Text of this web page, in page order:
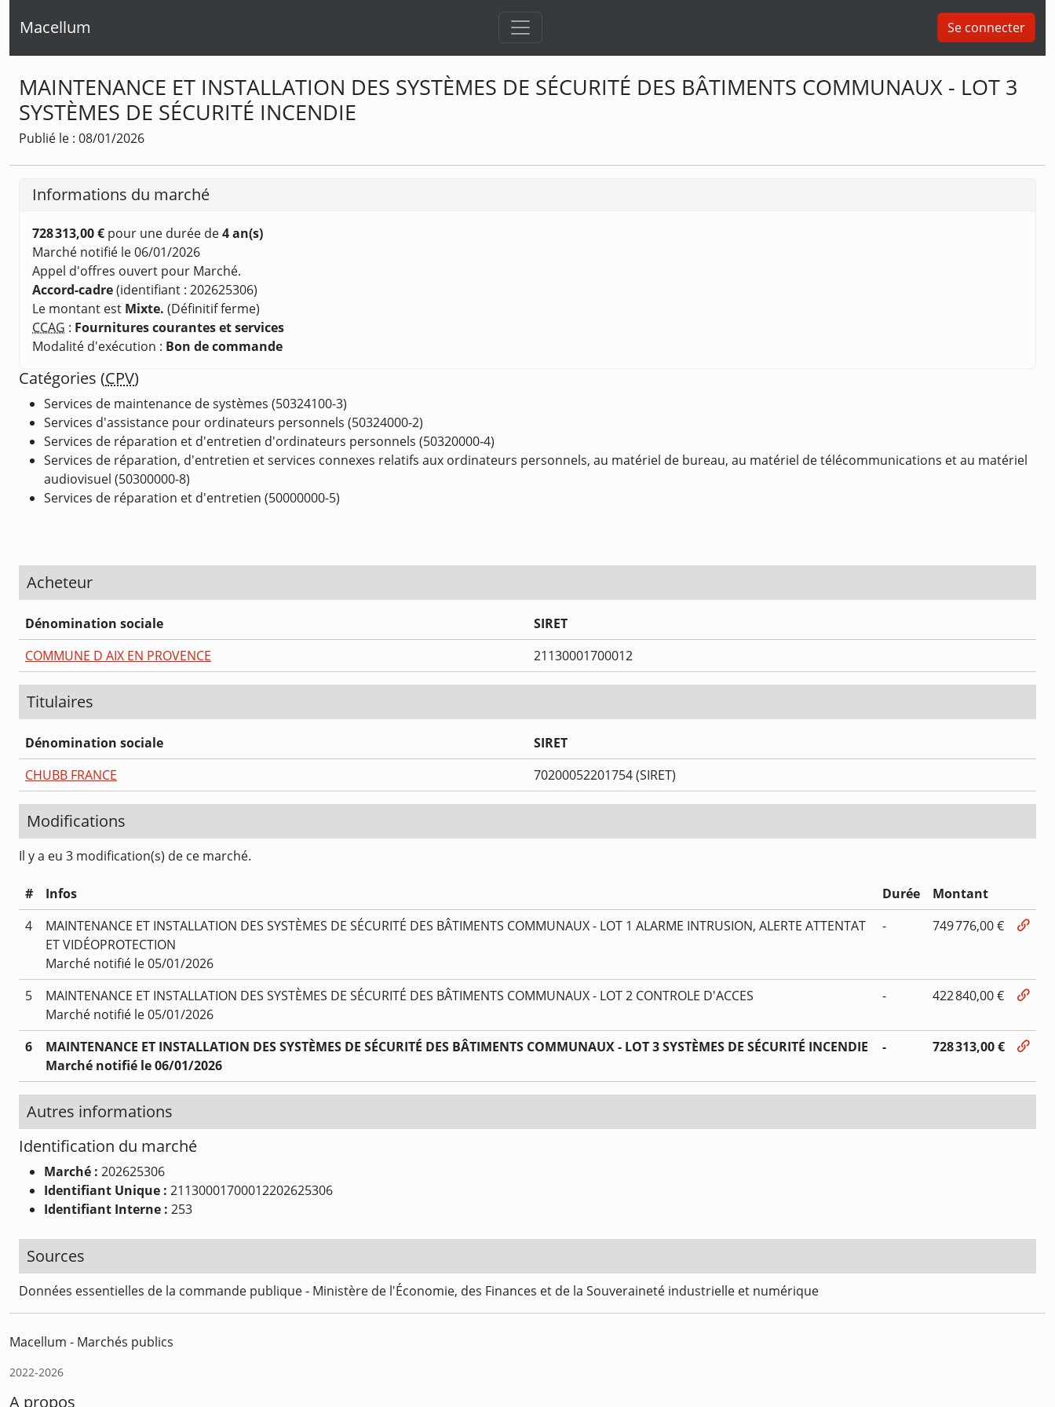
Macellum Se connecter
MAINTENANCE ET INSTALLATION DES SYSTÈMES DE SÉCURITÉ DES BÂTIMENTS COMMUNAUX - LOT 3
SYSTÈMES DE SÉCURITÉ INCENDIE
Publié le : 08/01/2026
Informations du marché
728 313,00 € pour une durée de4 an(s)
Marché notifié le 06/01/2026
Appel d'offres ouvert pour Marché.
Accord-cadre(identifiant : 202625306)
Le montant est Mixte. (Définitif ferme)
CCAG : Fournitures courantes et services
Modalité d'exécution : Bon de commande
Catégories (CPV)
Services de maintenance de systèmes (50324100-3)
Services d'assistance pour ordinateurs personnels (50324000-2)
Services de réparation et d'entretien d'ordinateurs personnels (50320000-4)
Services de réparation, d'entretien et services connexes relatifs aux ordinateurs personnels, au matériel de bureau, au matériel de télécommunications et au matériel
audiovisuel (50300000-8)
Services de réparation et d'entretien (50000000-5)
Acheteur
Dénomination sociale
SIRET
COMMUNE D AIX EN PROVENCE
21130001700012
Titulaires
Dénomination sociale
SIRET
CHUBB FRANCE
70200052201754 (SIRET)
Modifications
Il y a eu 3 modification(s) de ce marché.
# Infos Durée
Montant
4
MAINTENANCE ET INSTALLATION DES SYSTÈMES DE SÉCURITÉ DES BÂTIMENTS COMMUNAUX - LOT 1 ALARME INTRUSION, ALERTE ATTENTAT
ET VIDÉOPROTECTION
Marché notifié le 05/01/2026
- 749 776,00 €
5
MAINTENANCE ET INSTALLATION DES SYSTÈMES DE SÉCURITÉ DES BÂTIMENTS COMMUNAUX - LOT 2 CONTROLE D'ACCES
Marché notifié le 05/01/2026
- 422 840,00 €
6
MAINTENANCE ET INSTALLATION DES SYSTÈMES DE SÉCURITÉ DES BÂTIMENTS COMMUNAUX - LOT 3 SYSTÈMES DE SÉCURITÉ INCENDIE
Marché notifié le 06/01/2026
- 728 313,00 €
Autres informations
Identification du marché
Marché : 202625306
Identifiant Unique : 21130001700012202625306
Identifiant Interne : 253
Sources
Données essentielles de la commande publique - Ministère de l'Économie, des Finances et de la Souveraineté industrielle et numérique
Macellum - Marchés publics
2022-2026
A propos